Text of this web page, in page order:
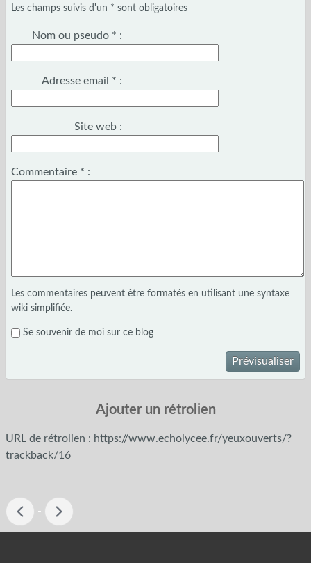
Les champs suivis d'un * sont obligatoires
Nom ou pseudo * :
Adresse email * :
Site web :
Commentaire * :
Les commentaires peuvent être formatés en utilisant une syntaxe
wiki simplifiée.
Se souvenir de moi sur ce blog
Prévisualiser
Ajouter un rétrolien
URL de rétrolien : https://www.echolycee.fr/yeuxouverts/?
trackback/16
-